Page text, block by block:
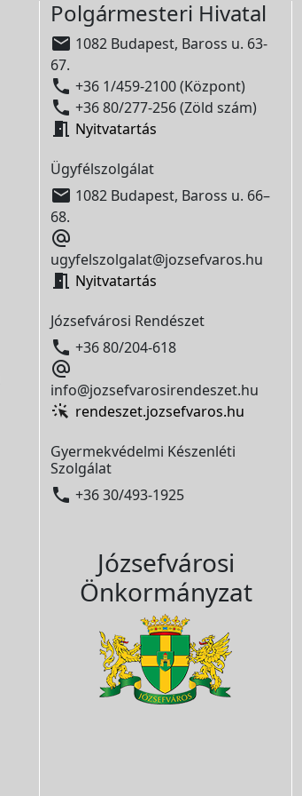
Polgármesteri Hivatal
 1082 Budapest, Baross u. 63-
67.
 +36 1/459-2100 (Központ)
 +36 80/277-256 (Zöld szám)
 Nyitvatartás
Ügyfélszolgálat
 1082 Budapest, Baross u. 66–
68.

ugyfelszolgalat@jozsefvaros.hu
 Nyitvatartás
Józsefvárosi Rendészet
 +36 80/204-618

info@jozsefvarosirendeszet.hu
rendeszet.jozsefvaros.hu
Gyermekvédelmi Készenléti
Szolgálat
 +36 30/493-1925
Józsefvárosi
Önkormányzat